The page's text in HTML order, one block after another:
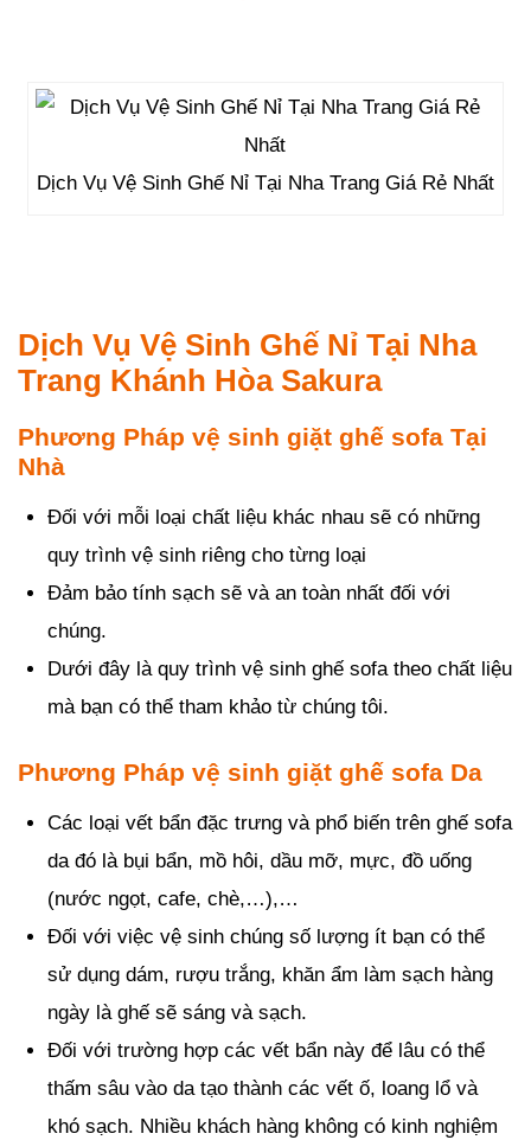
Dịch Vụ Vệ Sinh Ghế Nỉ Tại Nha Trang Giá Rẻ Nhất
Dịch Vụ Vệ Sinh Ghế Nỉ Tại Nha
Trang Khánh Hòa Sakura
Phương Pháp vệ sinh giặt ghế sofa Tại
Nhà
Đối với mỗi loại chất liệu khác nhau sẽ có những
quy trình vệ sinh riêng cho từng loại
Đảm bảo tính sạch sẽ và an toàn nhất đối với
chúng.
Dưới đây là quy trình vệ sinh ghế sofa theo chất liệu
mà bạn có thể tham khảo từ chúng tôi.
Phương Pháp vệ sinh giặt ghế sofa Da
Các loại vết bẩn đặc trưng và phổ biến trên ghế sofa
da đó là bụi bẩn, mồ hôi, dầu mỡ, mực, đồ uống
(nước ngọt, cafe, chè,…),…
Đối với việc vệ sinh chúng số lượng ít bạn có thể
sử dụng dám, rượu trắng, khăn ẩm làm sạch hàng
ngày là ghế sẽ sáng và sạch.
Đối với trường hợp các vết bẩn này để lâu có thể
thấm sâu vào da tạo thành các vết ố, loang lổ và
khó sạch. Nhiều khách hàng không có kinh nghiệm